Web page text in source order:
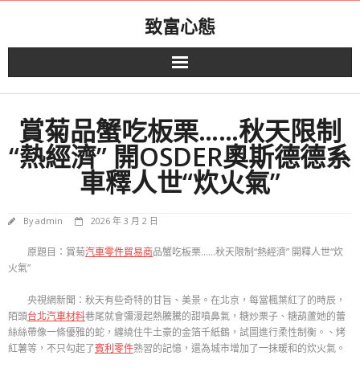
致富心態
賞菊品蟹吃板栗……秋天限制
“熱經濟” 開OSDER奧斯德德系
車釋人世“炊火氣”
Byadmin 2026 年 3 月 2 日
原題目：賞菊汽車零件貿易商品蟹吃板栗……秋天限制“熱經濟” 開釋人世“炊
火氣”
央視網新聞：秋天有些奇特的甘旨、美景。在北京，每當楓葉紅了的時辰，
陌頭台北汽車材料巷尾就會彌漫起熱騰騰的甜噴鼻氣，糖炒栗子、糖葫蘆她的蕾
絲絲帶像一條優雅的蛇，纏繞住牛土豪的金箔千紙鶴，試圖進行柔性制衡。、烤
紅薯等，不只勾起了賓利零件熟習的記憶，還為城市增加了一抹暖和的炊火氣。